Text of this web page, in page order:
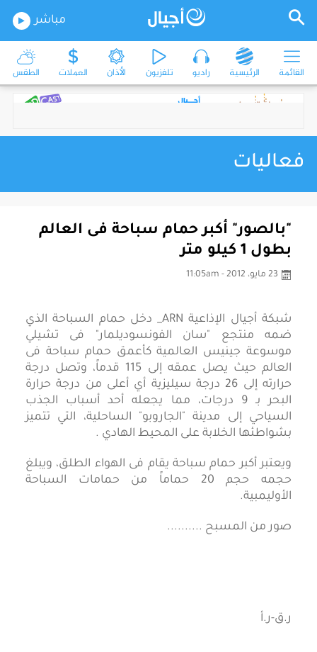
مباشر
القائمة الرئيسية راديو تلفزيون الأذان العملات الطقس
فعاليات
"بالصور" أكبر حمام سباحة فى العالم
بطول 1 كيلو متر
23 مايو، 2012 - 11:05am
شبكة أجيال الإذاعية ARN_ دخل حمام السباحة الذي
ضمه منتجع "سان الفونسوديلمار" فى تشيلي
موسوعة جينيس العالمية كأعمق حمام سباحة فى
العالم حيث يصل عمقه إلى 115 قدماً، وتصل درجة
حرارته إلى 26 درجة سيليزية أي أعلى من درجة حرارة
البحر بـ 9 درجات، مما يجعله أحد أسباب الجذب
السياحي إلى مدينة "الجاروبو" الساحلية، التي تتميز
بشواطئها الخلابة على المحيط الهادي .
ويعتبر أكبر حمام سباحة يقام فى الهواء الطلق، ويبلغ
حجمه حجم 20 حماماً من حمامات السباحة
الأوليمبية.
صور من المسبح ..........
ر.ق-ر.أ